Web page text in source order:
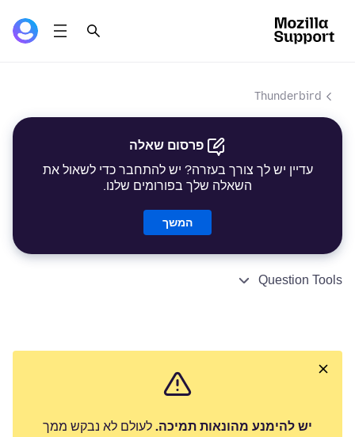
Thunderbird
פרסום שאלה
עדיין יש לך צורך בעזרה? יש להתחבר כדי לשאול את
השאלה שלך בפורומים שלנו.
המשך
Question Tools
יש להימנע מהונאות תמיכה. לעולם לא נבקש ממך